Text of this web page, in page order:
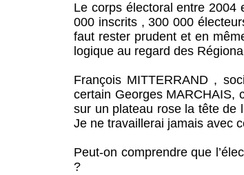
Le corps électoral entre 2004
000 inscrits , 300 000
faut rester prudent et en
logique au regard des
François MITTERRAND ,
certain Georges MARCHAIS,
sur un plateau rose la tête de
Je ne travaillerai jamais avec
Peut-on comprendre que
?